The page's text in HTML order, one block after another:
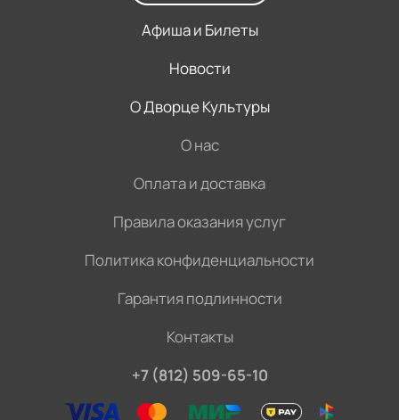
Афиша и Билеты
Новости
О Дворце Культуры
О нас
Оплата и доставка
Правила оказания услуг
Политика конфиденциальности
Гарантия подлинности
Контакты
+7 (812) 509-65-10